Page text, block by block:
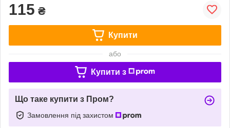
115 ₴
Купити
або
Купити з
Що таке купити з Пром?
Замовлення під захистом